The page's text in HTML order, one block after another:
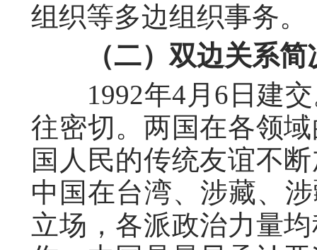
组织等多边组织事务。
（二）双边关系简
1992年4月6日建交
往密切。两国在各领
国人民的传统友谊不
中国在台湾、涉藏、
立场，各派政治力量